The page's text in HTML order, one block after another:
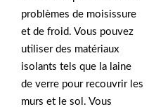
problèmes de moisissure
et de froid. Vous pouvez
utiliser des matériaux
isolants tels que la laine
de verre pour recouvrir les
murs et le sol. Vous